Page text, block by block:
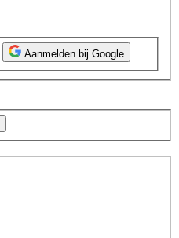
Aanmelden bij Google